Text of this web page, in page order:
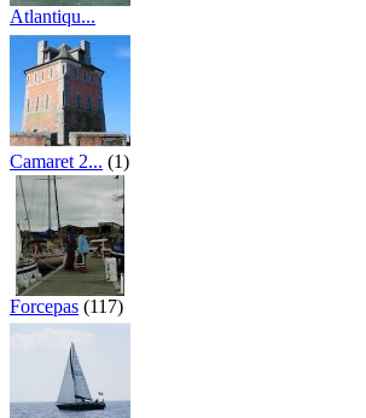
Atlantiqu...
(39)
Camaret 2... (1)
Forcepas (117)